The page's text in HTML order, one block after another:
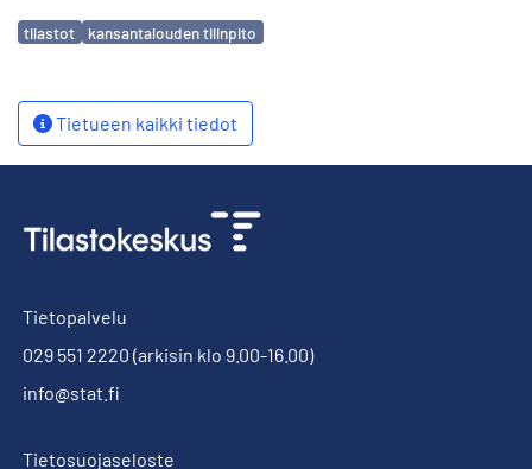
Avainsanat
tilastot kansantalouden tilinpito
Tietueen kaikki tiedot
Tietopalvelu
029 551 2220 (arkisin klo 9.00-16.00)
info@stat.fi
Tietosuojaseloste